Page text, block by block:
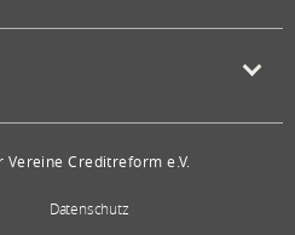
Creditreform e.V.
Datenschutz